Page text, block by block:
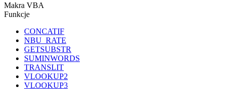
Makra VBA
Funkcje
CONCATIF
NBU_RATE
GETSUBSTR
SUMINWORDS
TRANSLIT
VLOOKUP2
VLOOKUP3